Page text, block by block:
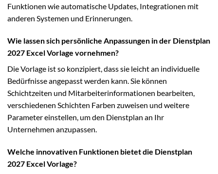
Funktionen wie automatische Updates, Integrationen mit
anderen Systemen und Erinnerungen.
Wie lassen sich persönliche Anpassungen in der Dienstplan
2027 Excel Vorlage vornehmen?
Die Vorlage ist so konzipiert, dass sie leicht an individuelle
Bedürfnisse angepasst werden kann. Sie können
Schichtzeiten und Mitarbeiterinformationen bearbeiten,
verschiedenen Schichten Farben zuweisen und weitere
Parameter einstellen, um den Dienstplan an Ihr
Unternehmen anzupassen.
Welche innovativen Funktionen bietet die Dienstplan
2027 Excel Vorlage?